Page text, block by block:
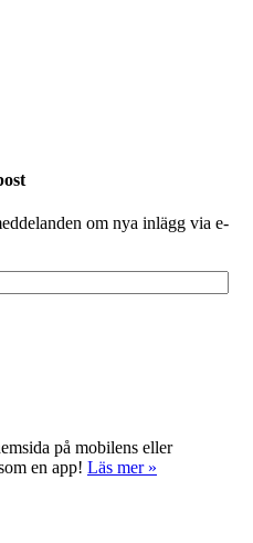
om nya inlägg via e-
på mobilens eller
en app! Läs mer »